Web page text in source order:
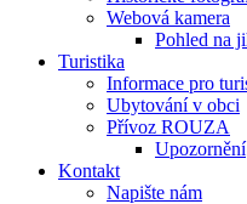
Webová kamera
Pohled na
Turistika
Informace pro
Ubytování v obci
Přívoz ROUZA
Upozornění
Kontakt
Napište nám